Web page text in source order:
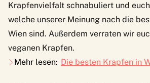
Krapfenvielfalt schnabuliert und
welche unserer Meinung nach die
Wien sind. Außerdem verraten wir
veganen Krapfen.
Mehr lesen: Die besten Krapfen in